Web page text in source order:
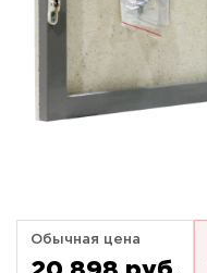
Обычная цена